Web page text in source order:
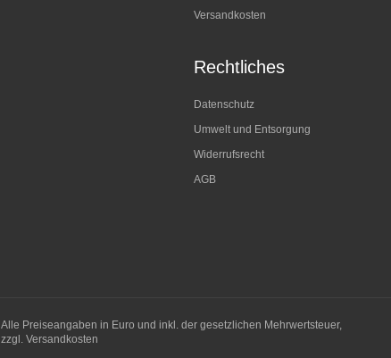
Versandkosten
Rechtliches
Datenschutz
Umwelt und Entsorgung
Widerrufsrecht
AGB
Alle Preiseangaben in Euro und inkl. der gesetzlichen Mehrwertsteuer,
zzgl. Versandkosten